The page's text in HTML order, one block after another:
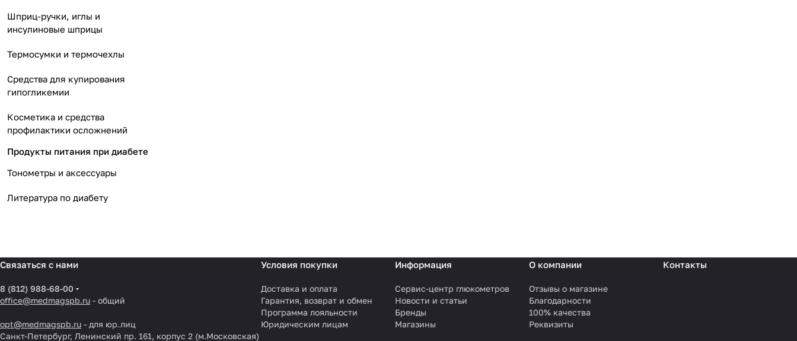
Шприц-ручки, иглы и
инсулиновые шприцы
Термосумки и термочехлы
Средства для купирования
гипогликемии
Косметика и средства
профилактики осложнений
Продукты питания при диабете
Тонометры и аксессуары
Литература по диабету
Связаться с нами
8 (812) 988-68-00
office@medmagspb.ru - общий
opt@medmagspb.ru - для юр.лиц
Санкт-Петербург, Ленинский пр. 161, корпус 2 (м.Московская)
Условия покупки
Доставка и оплата
Гарантия, возврат и обмен
Программа лояльности
Юридическим лицам
Информация
Сервис-центр глюкометров
Новости и статьи
Бренды
Магазины
О компании
Отзывы о магазине
Благодарности
100% качества
Реквизиты
Контакты